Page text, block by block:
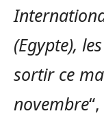
(Egypte),
sortir ce
novembre